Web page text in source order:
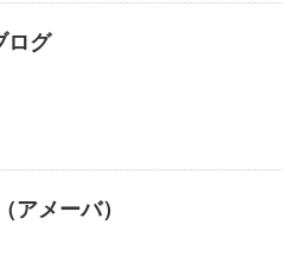
ログ
アメーバ）